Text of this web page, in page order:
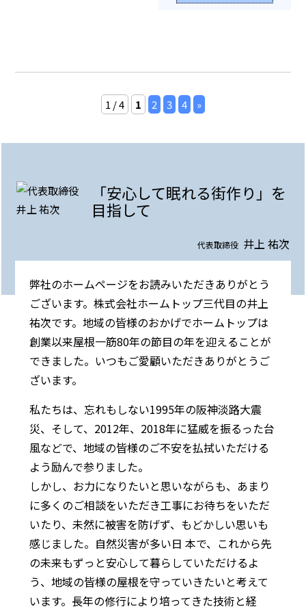
1 / 4 1 2 3 4 »
「安心して眠れる街作り」を
目指して
代表取締役 井上 祐次
弊社のホームページをお読みいただきありがとう
ございます。株式会社ホームトップ三代目の井上
祐次です。地域の皆様のおかげでホームトップは
創業以来屋根一筋80年の節目の年を迎えることが
できました。いつもご愛顧いただきありがとうご
ざいます。
私たちは、忘れもしない1995年の阪神淡路大震
災、そして、2012年、2018年に猛威を振るった台
風などで、地域の皆様のご不安を払拭いただける
よう励んで参りました。
しかし、お力になりたいと思いながらも、あまり
に多くのご相談をいただき工事にお待ちをいただ
いたり、未然に被害を防げず、もどかしい思いも
感じました。自然災害が多い日 本で、これから先
の未来もずっと安心して暮らしていただけるよ
う、地域の皆様の屋根を守っていきたいと考えて
います。長年の修行により培ってきた技術と経